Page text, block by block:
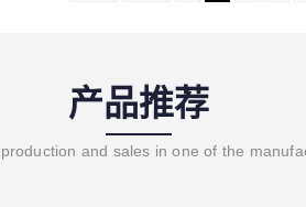
产品推荐
and sales in one of the